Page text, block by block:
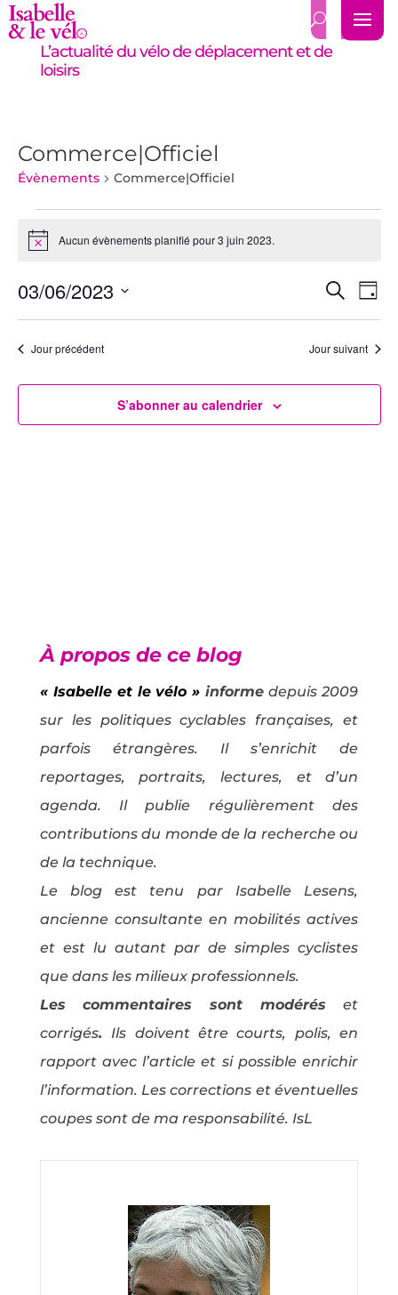
L’actualité du vélo de déplacement et de
loisirs
Commerce|Officiel
Évènements Commerce|Officiel
Évènements
for
juin
2023
Notice Aucun évènements planifié pour 3 juin 2023.
et
de
vues
de
Jour
03/06/2023
date.
Jour précédent Jour suivant
S’abonner au calendrier
À propos de ce blog
« Isabelle et le vélo » informe depuis 2009
sur les politiques cyclables françaises, et
parfois étrangères. Il s’enrichit de
reportages, portraits, lectures, et d’un
agenda. Il publie régulièrement des
contributions du monde de la recherche ou
de la technique.
Le blog est tenu par Isabelle Lesens,
ancienne consultante en mobilités actives
et est lu autant par de simples cyclistes
que dans les milieux professionnels.
Les commentaires sont modéréset
corrigés. Ils doivent être courts, polis, en
rapport avec l’article et si possible enrichir
l’information. Les corrections et éventuelles
coupes sont de ma responsabilité. IsL